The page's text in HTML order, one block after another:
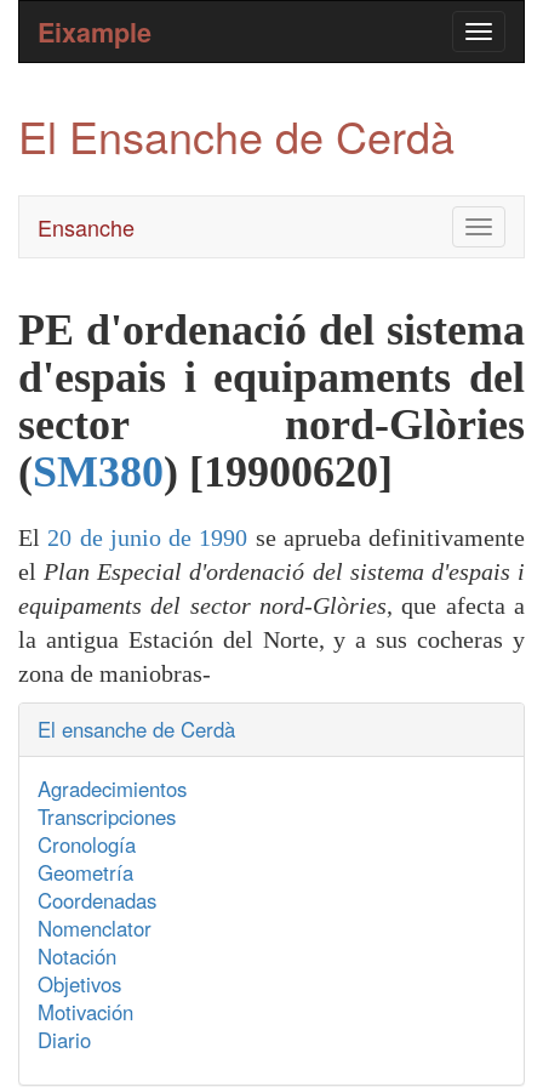
Eixample
El Ensanche de Cerdà
Toggle
Ensanche
PE d'ordenació del sistema
d'espais i equipaments del
sector nord-Glòries
(SM380) [19900620]
El 20 de junio de 1990 se aprueba definitivamente
el Plan Especial d'ordenació del sistema d'espais i
equipaments del sector nord-Glòries, que afecta a
la antigua Estación del Norte, y a sus cocheras y
zona de maniobras-
El ensanche de Cerdà
Agradecimientos
Transcripciones
Cronología
Geometría
Coordenadas
Nomenclator
Notación
Objetivos
Motivación
Diario